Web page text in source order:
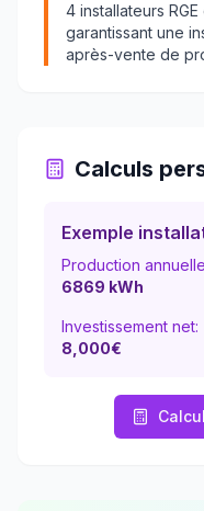
4 installateurs
garantissant une
après-vente de
Calculs
Exemple
Production
6869 kWh
Investissement net:
8,000€